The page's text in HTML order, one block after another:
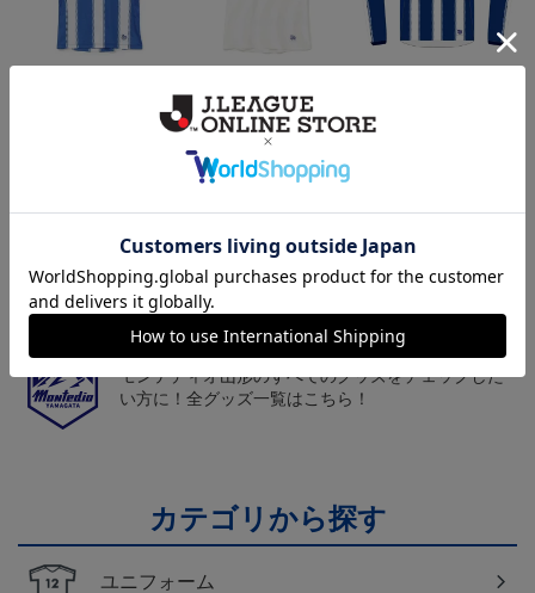
ニフォーム半袖（FP1st） ニフォーム半袖（FP2n
d）
18,700円～23,760円
チームマスコット「ディーオ」グッズは、サポータ
ーやファン必見！
モンテディオ山形のすべてのグッズをチェックした
い方に！全グッズ一覧はこちら！
カテゴリから探す
ユニフォーム